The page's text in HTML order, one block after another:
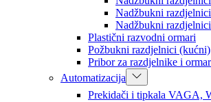
Nadžbukni
Nadžbukni
Plastični razvodni ormari
Požbukni razdjelnici (kućni)
Pribor za razdjelnike i
Automatizacija
Prekidači i tipkala VAGA,